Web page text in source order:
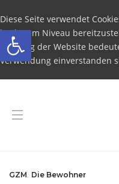
Open toolbar
Diese Seite verwendet
höchstem Niveau
Nutzung der Website
Verwendung einverstanden
GZM, Die Bewohner